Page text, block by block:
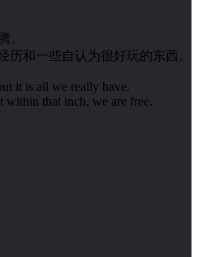
。
历和一些自认为很好玩的东西。
it is all we really have.
within that inch, we are free.